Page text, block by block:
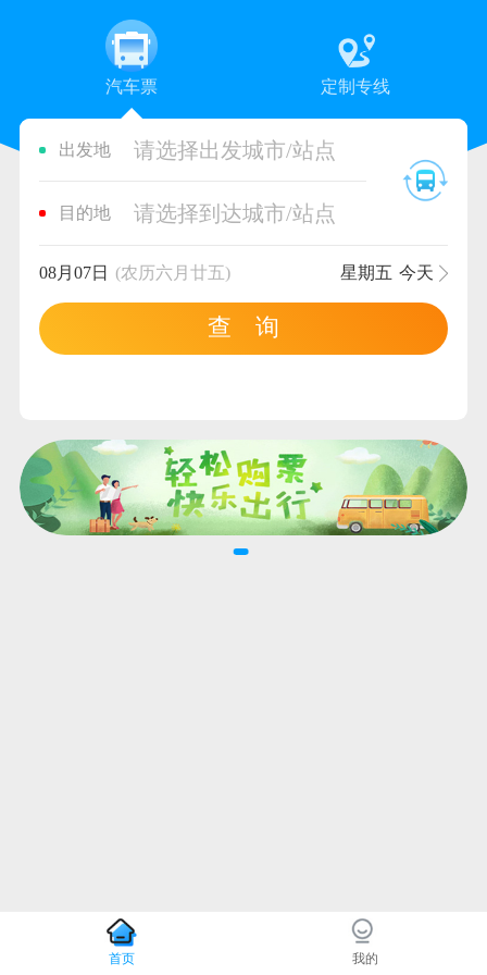
汽车票 定制专线
出发地 请选择出发城市/站点
目的地 请选择到达城市/站点
08月07日 (农历六月廿五) 星期五 今天
查 询
首页 我的